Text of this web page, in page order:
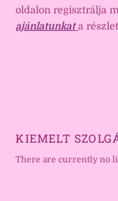
oldalon regisztrálja
ajánlatunkat a
KIEMELT
There are currently no